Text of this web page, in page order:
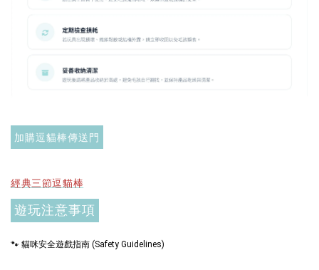
加購逗貓棒傳送門
經典三節逗貓棒
遊玩注意事項
🐾 貓咪安全遊戲指南 (Safety Guidelines)